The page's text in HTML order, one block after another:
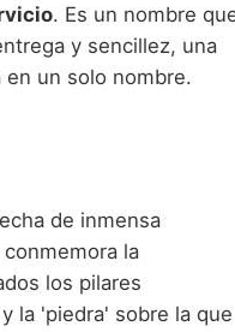
. Es un nombre
y sencillez, una
en un solo nombre.
de inmensa
la
los pilares
la 'piedra' sobre la que